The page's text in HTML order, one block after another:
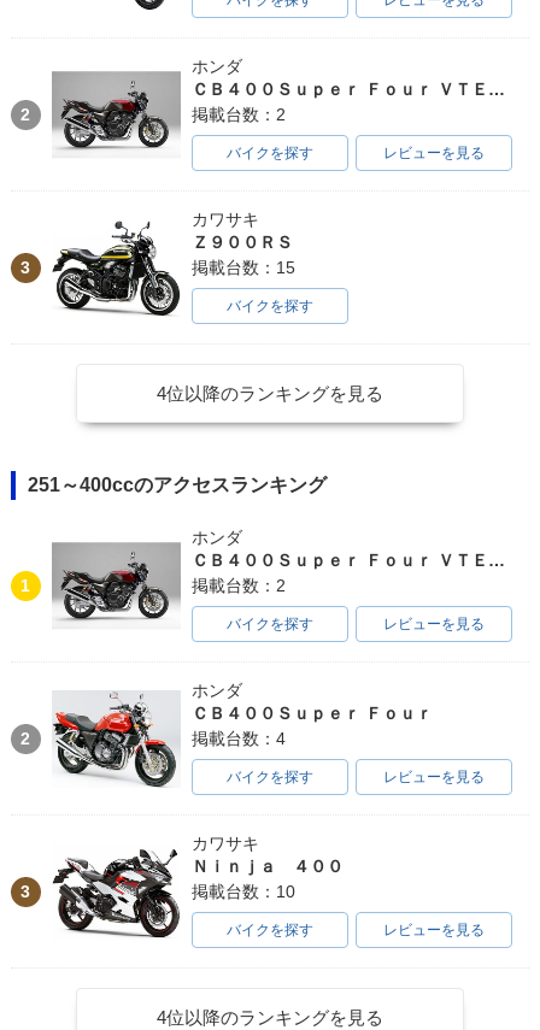
2
ホンダ
ＣＢ４００Ｓｕｐｅｒ Ｆｏｕｒ ＶＴＥＣ ＳＰＥＣ３
掲載台数：2
バイクを探す レビューを見る
3
カワサキ
Ｚ９００ＲＳ
掲載台数：15
バイクを探す
4位以降のランキングを見る
251～400ccのアクセスランキング
1
ホンダ
ＣＢ４００Ｓｕｐｅｒ Ｆｏｕｒ ＶＴＥＣ ＳＰＥＣ３
掲載台数：2
バイクを探す レビューを見る
2
ホンダ
ＣＢ４００Ｓｕｐｅｒ Ｆｏｕｒ
掲載台数：4
バイクを探す レビューを見る
3
カワサキ
Ｎｉｎｊａ ４００
掲載台数：10
バイクを探す レビューを見る
4位以降のランキングを見る